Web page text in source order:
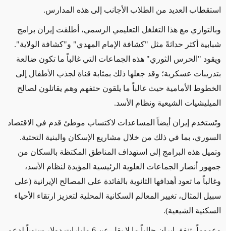
استقطاب العديد من الطلاب الأجانب إلى هذه المدارس.
وبالتوازي مع هذا
التغلغل التعليمي الرسمي، أطلقت إيران برامج
شبابية أكثر حداثةً مثل "كشافة الإمام المهدي" و"كشافة الولاية".
ويقود "الحرس الثوري" هذه الجماعات التي غالباً ما تكون ضالعة
بتدريبات عسكرية؛ وقد جعلها ذلك بمثابة قناة لجذب الأطفال إلى
الخطوط الأمامية حيث غالباً ما يلقون حتفهم وهم يقاتلون لصالح
الميليشيات الشيعية ونظام الأسد.
وتَستخدم إيران أيضاً المساعدات لاكتساب موطئ قدم في الاقتصاد
السوري، بما في ذلك من خلال مشاريع الإسكان والبنية التحتية.
وتميل هذه البرامج إلى استهداف المناطق المكتظة بالسكان من
جمهور أنصار الجماعات العلوية الرئيسية المؤيدة لنظام الأسد،
وغالباً ما تعود أهدافها الثانوية بالفائدة على المصالح الإيرانية (على
سبيل المثال، تغيير المعالم السكانية المحلية لتعزيز ارتقاء الأحياء
السكنية الشيعية).